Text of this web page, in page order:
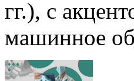
гг.), с
машинное